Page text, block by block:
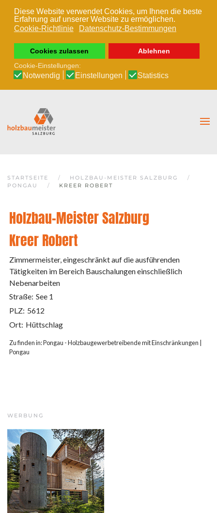
Diese Website verwendet Cookies, um Ihnen die beste
Erfahrung auf unserer Website zu ermöglichen.
Cookie-Richtlinie
Datenschutz-Bestimmungen
Cookies zulassen
Ablehnen
Cookie-Einstellungen:
Notwendig Einstellungen Statistics
Zum Hauptinhalt springen
STARTSEITE
HOLZBAU-MEISTER SALZBURG
PONGAU
KREER ROBERT
Holzbau-Meister Salzburg
Kreer Robert
Zimmermeister, eingeschränkt auf die ausführenden
Tätigkeiten im Bereich Bauschalungen einschließlich
Nebenarbeiten
Straße: See 1
PLZ: 5612
Ort: Hüttschlag
Zu finden in:Pongau - Holzbaugewerbetreibende mit Einschränkungen
Pongau
WERBUNG